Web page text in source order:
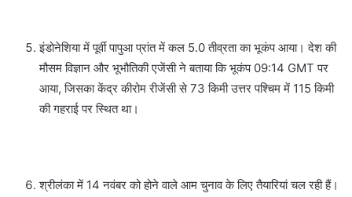
इंडोनेशिया में पूर्वी पापुआ प्रांत में कल 5.0 तीव्रता का भूकंप आया। देश की
मौसम विज्ञान और भूभौतिकी एजेंसी ने बताया कि भूकंप 09:14 GMT पर
आया, जिसका केंद्र कीरोम रीजेंसी से 73 किमी उत्तर पश्चिम में 115 किमी
की गहराई पर स्थित था।
श्रीलंका में 14 नवंबर को होने वाले आम चुनाव के लिए तैयारियां चल रही हैं।